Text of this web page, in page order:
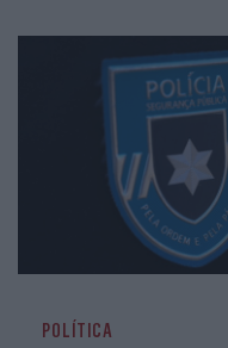
POLÍTICA